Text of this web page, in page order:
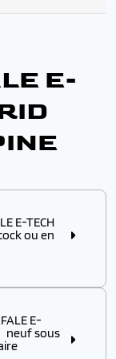
E-
E-TECH
ou en
chez un
E-
neuf sous